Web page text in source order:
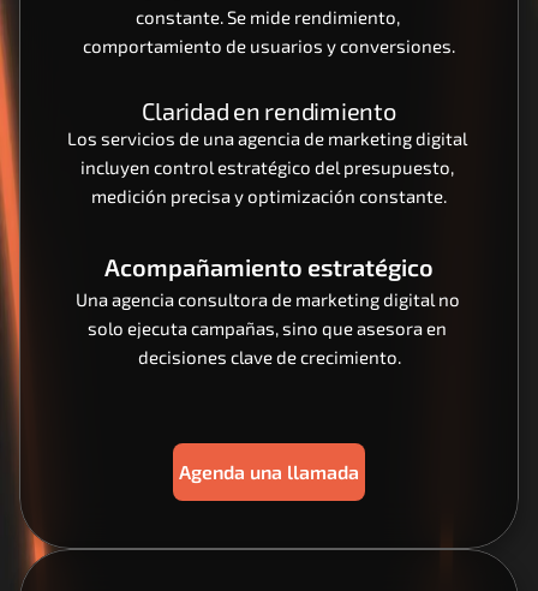
constante. Se mide rendimiento,
comportamiento de usuarios y conversiones.
Claridad en rendimiento
Los servicios de una agencia de marketing digital
incluyen control estratégico del presupuesto,
medición precisa y optimización constante.
Acompañamiento estratégico
Una agencia consultora de marketing digital no
solo ejecuta campañas, sino que asesora en
decisiones clave de crecimiento.
Agenda una llamada